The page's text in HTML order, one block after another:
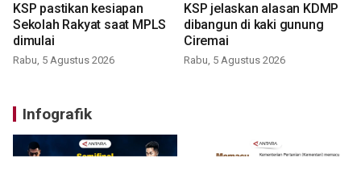
KSP pastikan kesiapan
Sekolah Rakyat saat MPLS
dimulai
Rabu, 5 Agustus 2026
KSP jelaskan alasan KDMP
dibangun di kaki gunung
Ciremai
Rabu, 5 Agustus 2026
Infografik